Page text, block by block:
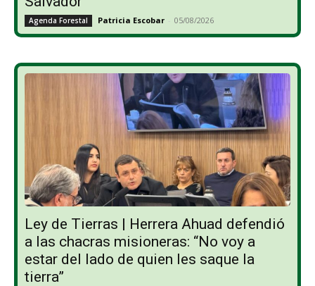
Agenda Forestal Patricia Escobar - 05/08/2026
Ley de Tierras | Herrera Ahuad defendió
a las chacras misioneras: “No voy a
estar del lado de quien les saque la
tierra”